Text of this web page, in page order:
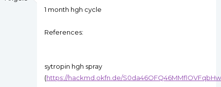
1 month hgh cycle
References:
sytropin hgh spray
(https://hackmd.okfn.de/S0da46OFQ46MMflOVFqbHw